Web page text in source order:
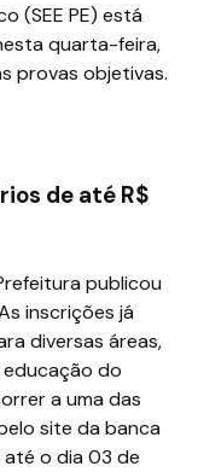
(SEE PE) está
quarta-feira,
provas objetivas.
de até R$
publicou
inscrições já
diversas áreas,
do
a uma das
site da banca
até o dia 03 de